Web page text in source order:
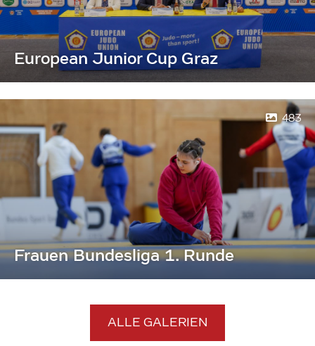
European Junior Cup Graz
483
Frauen Bundesliga 1. Runde
ALLE GALERIEN